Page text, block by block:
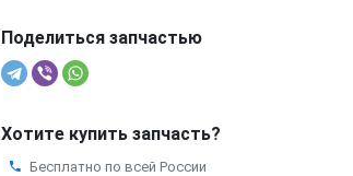
Поделиться запчастью
Хотите купить запчасть?
Бесплатно по всей России